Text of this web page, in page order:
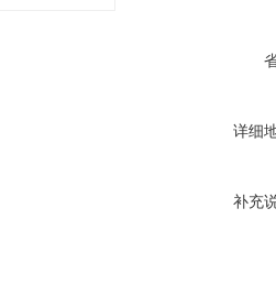
详细
补充